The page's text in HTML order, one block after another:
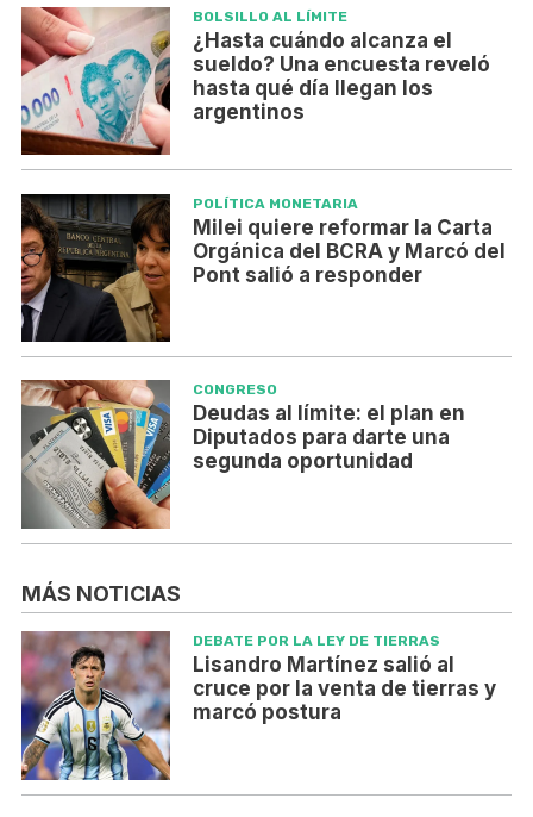
BOLSILLO AL LÍMITE
¿Hasta cuándo alcanza el
sueldo? Una encuesta reveló
hasta qué día llegan los
argentinos
POLÍTICA MONETARIA
Milei quiere reformar la Carta
Orgánica del BCRA y Marcó del
Pont salió a responder
CONGRESO
Deudas al límite: el plan en
Diputados para darte una
segunda oportunidad
MÁS NOTICIAS
DEBATE POR LA LEY DE TIERRAS
Lisandro Martínez salió al
cruce por la venta de tierras y
marcó postura